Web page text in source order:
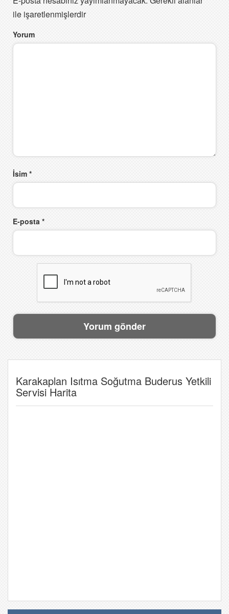
ile işaretlenmişlerdir
Yorum
İsim *
E-posta *
Karakaplan Isıtma Soğutma Buderus Yetkili
Servisi Harita